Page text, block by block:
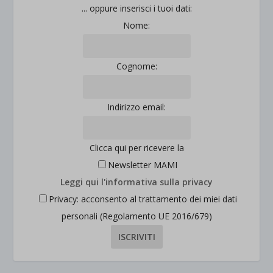
... oppure inserisci i tuoi dati:
Nome:
Cognome:
Indirizzo email:
Clicca qui per ricevere la
Newsletter MAMI
Leggi qui l'informativa sulla privacy
Privacy: acconsento al trattamento dei miei dati
personali (Regolamento UE 2016/679)